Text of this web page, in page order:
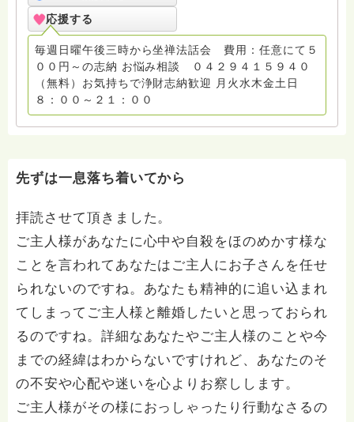
応援する
毎週日曜午後三時から坐禅法話会 費用：任意にて５
００円～の志納 お悩み相談 ０４２９４１５９４０
（無料）お気持ちで浄財志納歓迎 月火水木金土日
８：００～２１：００
先ずは一息落ち着いてから
拝読させて頂きました。
ご主人様があなたに心中や自殺をほのめかす様な
ことを言われてあなたはご主人にお子さんを任せ
られないのですね。あなたも精神的に追い込まれ
てしまってご主人様と離婚したいと思っておられ
るのですね。詳細なあなたやご主人様のことや今
までの経緯はわからないですけれど、あなたのそ
の不安や心配や迷いを心よりお察しします。
ご主人様がその様におっしゃったり行動なさるの